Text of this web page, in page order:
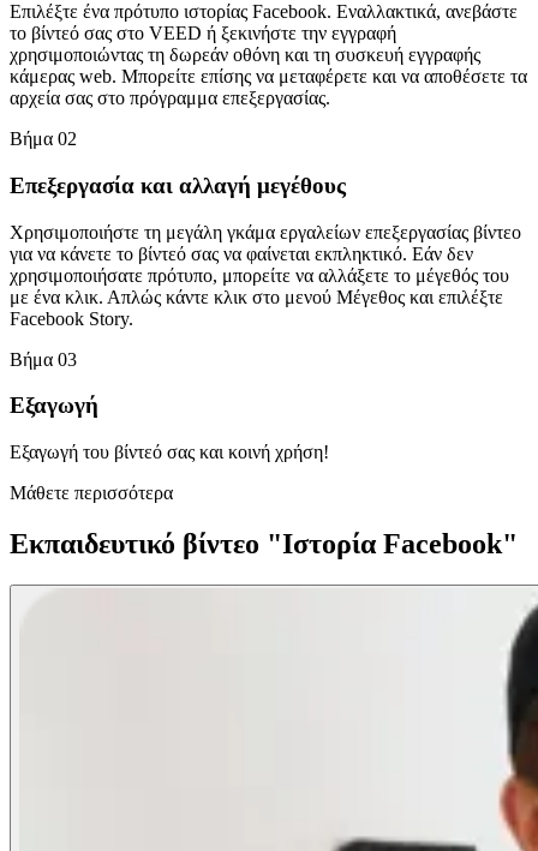
Επιλέξτε ένα πρότυπο ιστορίας Facebook. Εναλλακτικά, ανεβάστε
το βίντεό σας στο VEED ή ξεκινήστε την εγγραφή
χρησιμοποιώντας τη δωρεάν οθόνη και τη συσκευή εγγραφής
κάμερας web. Μπορείτε επίσης να μεταφέρετε και να αποθέσετε τα
αρχεία σας στο πρόγραμμα επεξεργασίας.
Βήμα 02
Επεξεργασία και αλλαγή μεγέθους
Χρησιμοποιήστε τη μεγάλη γκάμα εργαλείων επεξεργασίας βίντεο
για να κάνετε το βίντεό σας να φαίνεται εκπληκτικό. Εάν δεν
χρησιμοποιήσατε πρότυπο, μπορείτε να αλλάξετε το μέγεθός του
με ένα κλικ. Απλώς κάντε κλικ στο μενού Μέγεθος και επιλέξτε
Facebook Story.
Βήμα 03
Εξαγωγή
Εξαγωγή του βίντεό σας και κοινή χρήση!
Μάθετε περισσότερα
Εκπαιδευτικό βίντεο "Ιστορία Facebook"